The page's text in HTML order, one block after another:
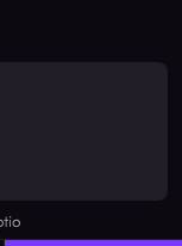
il tuo
richiedono